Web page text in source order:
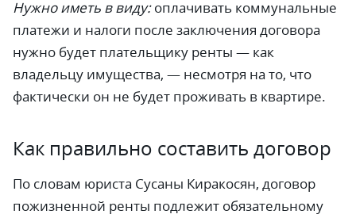
Нужно иметь в виду:оплачивать коммунальные
платежи и налоги после заключения договора
нужно будет плательщику ренты — как
владельцу имущества, — несмотря на то, что
фактически он не будет проживать в квартире.
Как правильно составить договор
По словам юриста Сусаны Киракосян, договор
пожизненной ренты подлежит обязательному